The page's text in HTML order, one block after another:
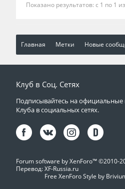
Показано результатов: с 1 по 1
Главная Метки Новые
Клуб в Соц. Сетях
Подписывайтесь на официальные
Клуба в социальных сетях.
Forum software by XenForo™©2010-
Перевод:XF-Russia.ru
Free XenForo Style by